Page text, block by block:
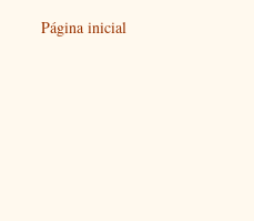
Página inicial